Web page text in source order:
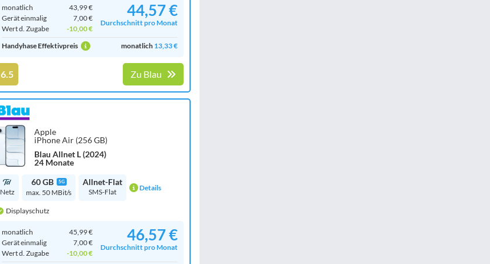
monatlich
43,99 €
Gerät einmalig
7,00 €
Wert d. Zugabe
-10,00 €
44,57 €
Durchschnitt pro Monat
Handyhase Effektivpreis monatlich 13,33 €
6.5 Zu Blau
Apple
iPhone Air (256 GB)
Blau Allnet L (2024)
24 Monate
Netz
60 GB 5G
max. 50 MBit/s
Allnet-Flat
SMS-Flat Details
Displayschutz
monatlich
45,99 €
Gerät einmalig
7,00 €
Wert d. Zugabe
-10,00 €
46,57 €
Durchschnitt pro Monat